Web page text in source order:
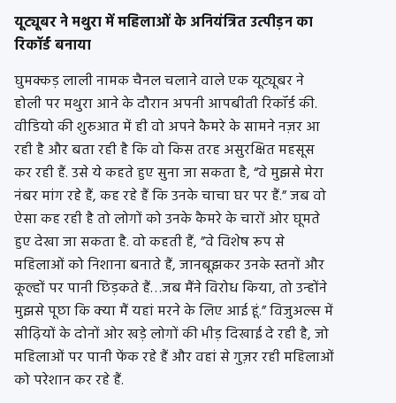
यूट्यूबर ने मथुरा में महिलाओं के अनियंत्रित उत्पीड़न का
रिकॉर्ड बनाया
घुमक्कड़ लाली नामक चैनल चलाने वाले एक यूट्यूबर ने
होली पर मथुरा आने के दौरान अपनी आपबीती रिकॉर्ड की.
वीडियो की शुरुआत में ही वो अपने कैमरे के सामने नज़र आ
रही है और बता रही है कि वो किस तरह असुरक्षित महसूस
कर रही हैं. उसे ये कहते हुए सुना जा सकता है, “वे मुझसे मेरा
नंबर मांग रहे हैं, कह रहे हैं कि उनके चाचा घर पर हैं.” जब वो
ऐसा कह रही है तो लोगों को उनके कैमरे के चारों ओर घूमते
हुए देखा जा सकता है. वो कहती हैं, ”वे विशेष रूप से
महिलाओं को निशाना बनाते हैं, जानबूझकर उनके स्तनों और
कूल्हों पर पानी छिड़कते हैं…जब मैंने विरोध किया, तो उन्होंने
मुझसे पूछा कि क्या मैं यहां मरने के लिए आई हूं.” विजुअल्स में
सीढ़ियों के दोनों ओर खड़े लोगों की भीड़ दिखाई दे रही है, जो
महिलाओं पर पानी फेंक रहे हैं और वहां से गुज़र रही महिलाओं
को परेशान कर रहे हैं.